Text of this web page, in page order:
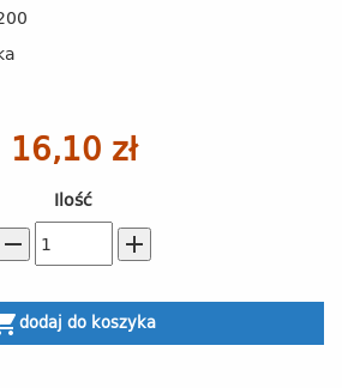
16,10 zł
Ilość
remove add
dodaj do koszyka